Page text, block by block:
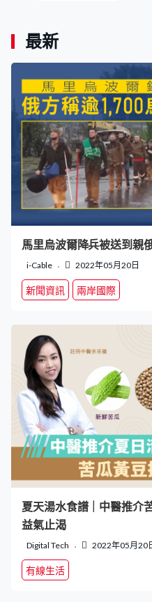
最新
馬里烏波爾降兵被送到親
i-Cable 2022年05月20日
新聞資訊 兩岸國際
夏天湯水食譜｜中醫推介
益氣止渴
Digital Tech 2022年05月20
有線生活